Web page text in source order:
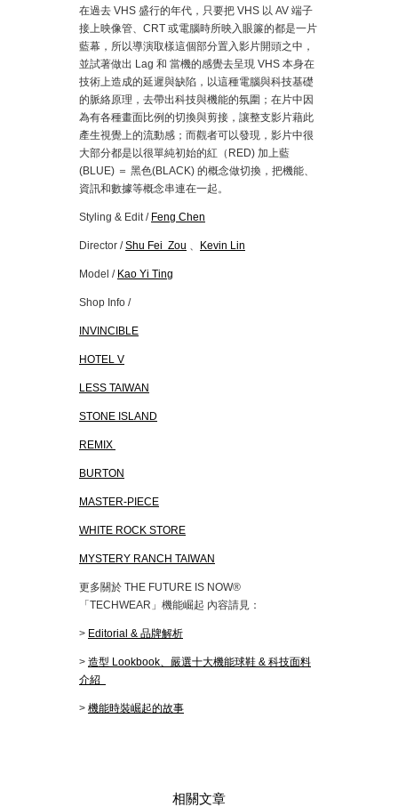
在過去 VHS 盛行的年代，只要把 VHS 以 AV 端子
接上映像管、CRT 或電腦時所映入眼簾的都是一片
藍幕，所以導演取樣這個部分置入影片開頭之中，
並試著做出 Lag 和 當機的感覺去呈現 VHS 本身在
技術上造成的延遲與缺陷，以這種電腦與科技基礎
的脈絡原理，去帶出科技與機能的氛圍；在片中因
為有各種畫面比例的切換與剪接，讓整支影片藉此
產生視覺上的流動感；而觀者可以發現，影片中很
大部分都是以很單純初始的紅（RED) 加上藍
(BLUE) ＝ 黑色(BLACK) 的概念做切換，把機能、
資訊和數據等概念串連在一起。
Styling & Edit / Feng Chen
Director /Shu Fei Zou 、 Kevin Lin
Model / Kao Yi Ting
Shop Info /
INVINCIBLE
HOTEL V
LESS TAIWAN
STONE ISLAND
REMIX
BURTON
MASTER-PIECE
WHITE ROCK STORE
MYSTERY RANCH TAIWAN
更多關於 THE FUTURE IS NOW®
「TECHWEAR」機能崛起 內容請見：
> Editorial & 品牌解析
> 造型 Lookbook、嚴選十大機能球鞋 & 科技面料
介紹
> 機能時裝崛起的故事
相關文章